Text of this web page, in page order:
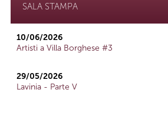
SALA STAMPA
10/06/2026
Artisti a Villa Borghese #3
29/05/2026
Lavinia - Parte V